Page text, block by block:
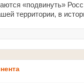
«подвинуть»
территории, в